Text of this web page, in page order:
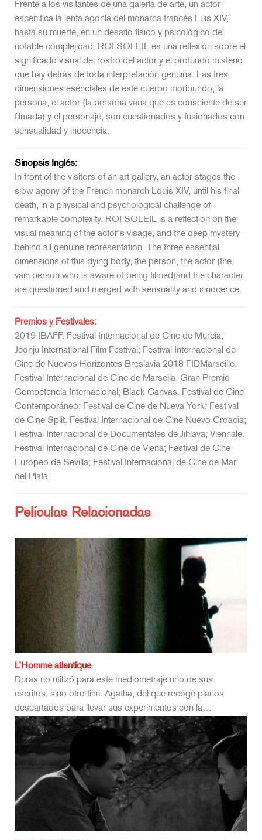
Frente a los visitantes de una galería de arte, un actor
escenifica la lenta agonía del monarca francés Luis XIV,
hasta su muerte, en un desafío físico y psicológico de
notable complejidad. ROI SOLEIL es una reflexión sobre el
significado visual del rostro del actor y el profundo misterio
que hay detrás de toda interpretación genuina. Las tres
dimensiones esenciales de este cuerpo moribundo, la
persona, el actor (la persona vana que es consciente de ser
filmada) y el personaje, son cuestionados y fusionados con
sensualidad y inocencia.
Sinopsis Inglés:
In front of the visitors of an art gallery, an actor stages the
slow agony of the French monarch Louis XIV, until his final
death, in a physical and psychological challenge of
remarkable complexity. ROI SOLEIL is a reflection on the
visual meaning of the actor's visage, and the deep mystery
behind all genuine representation. The three essential
dimensions of this dying body, the person, the actor (the
vain person who is aware of being filmed)and the character,
are questioned and merged with sensuality and innocence.
Premios y Festivales:
2019 IBAFF. Festival Internacional de Cine de Murcia;
Jeonju International Film Festival; Festival Internacional de
Cine de Nuevos Horizontes Breslavia 2018 FIDMarseille.
Festival Internacional de Cine de Marsella, Gran Premio
Competencia Internacional; Black Canvas. Festival de Cine
Contemporáneo; Festival de Cine de Nueva York; Festival
de Cine Split. Festival Internacional de Cine Nuevo Croacia;
Festival Internacional de Documentales de Jihlava; Viennale.
Festival Internacional de Cine de Viena; Festival de Cine
Europeo de Sevilla; Festival Internacional de Cine de Mar
del Plata.
Películas Relacionadas
L’Homme atlantique
Duras no utilizó para este mediometraje uno de sus
escritos, sino otro film: Agatha, del que recoge planos
descartados para llevar sus experimentos con la…